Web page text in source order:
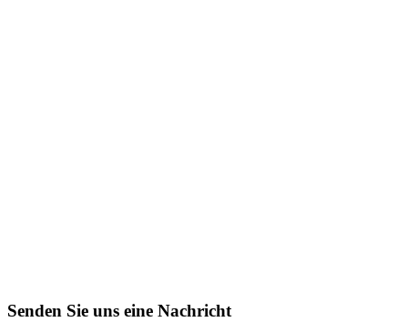
Senden Sie uns eine Nachricht